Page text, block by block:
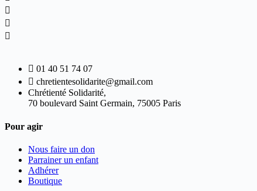
01 40 51 74 07
chretientesolidarite@gmail.com
Chrétienté Solidarité,
70 boulevard Saint Germain, 75005 Paris
Pour agir
Nous faire un don
Parrainer un enfant
Adhérer
Boutique